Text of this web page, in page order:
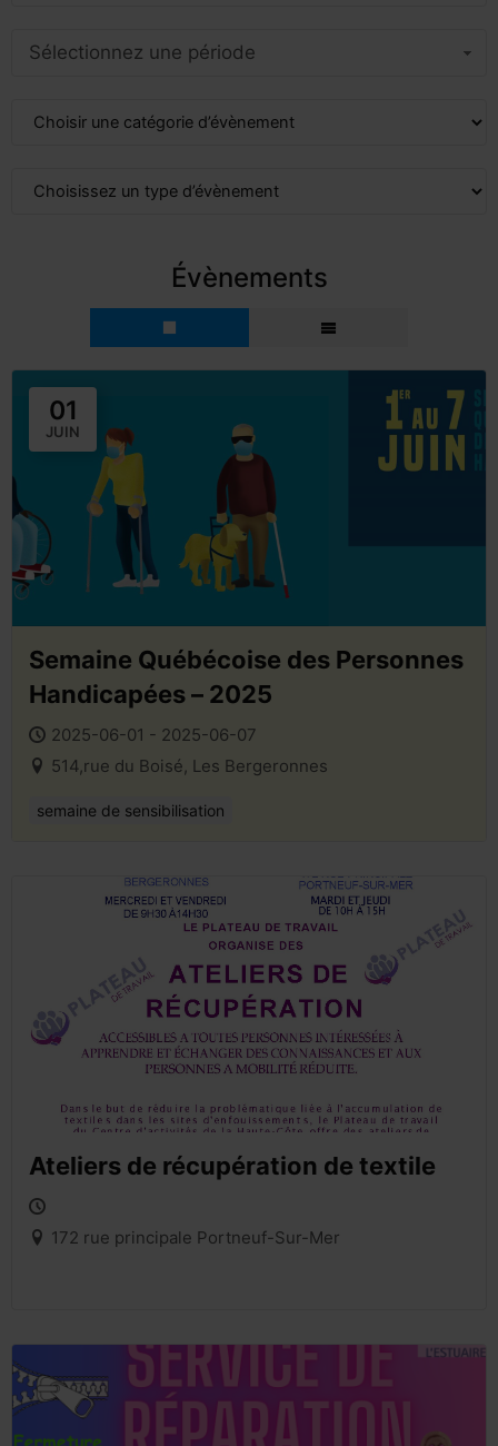
Sélectionnez une période
Évènements
01
JUIN
Semaine Québécoise des Personnes
Handicapées – 2025
2025-06-01 - 2025-06-07
514,rue du Boisé, Les Bergeronnes
semaine de sensibilisation
Ateliers de récupération de textile
172 rue principale Portneuf-Sur-Mer